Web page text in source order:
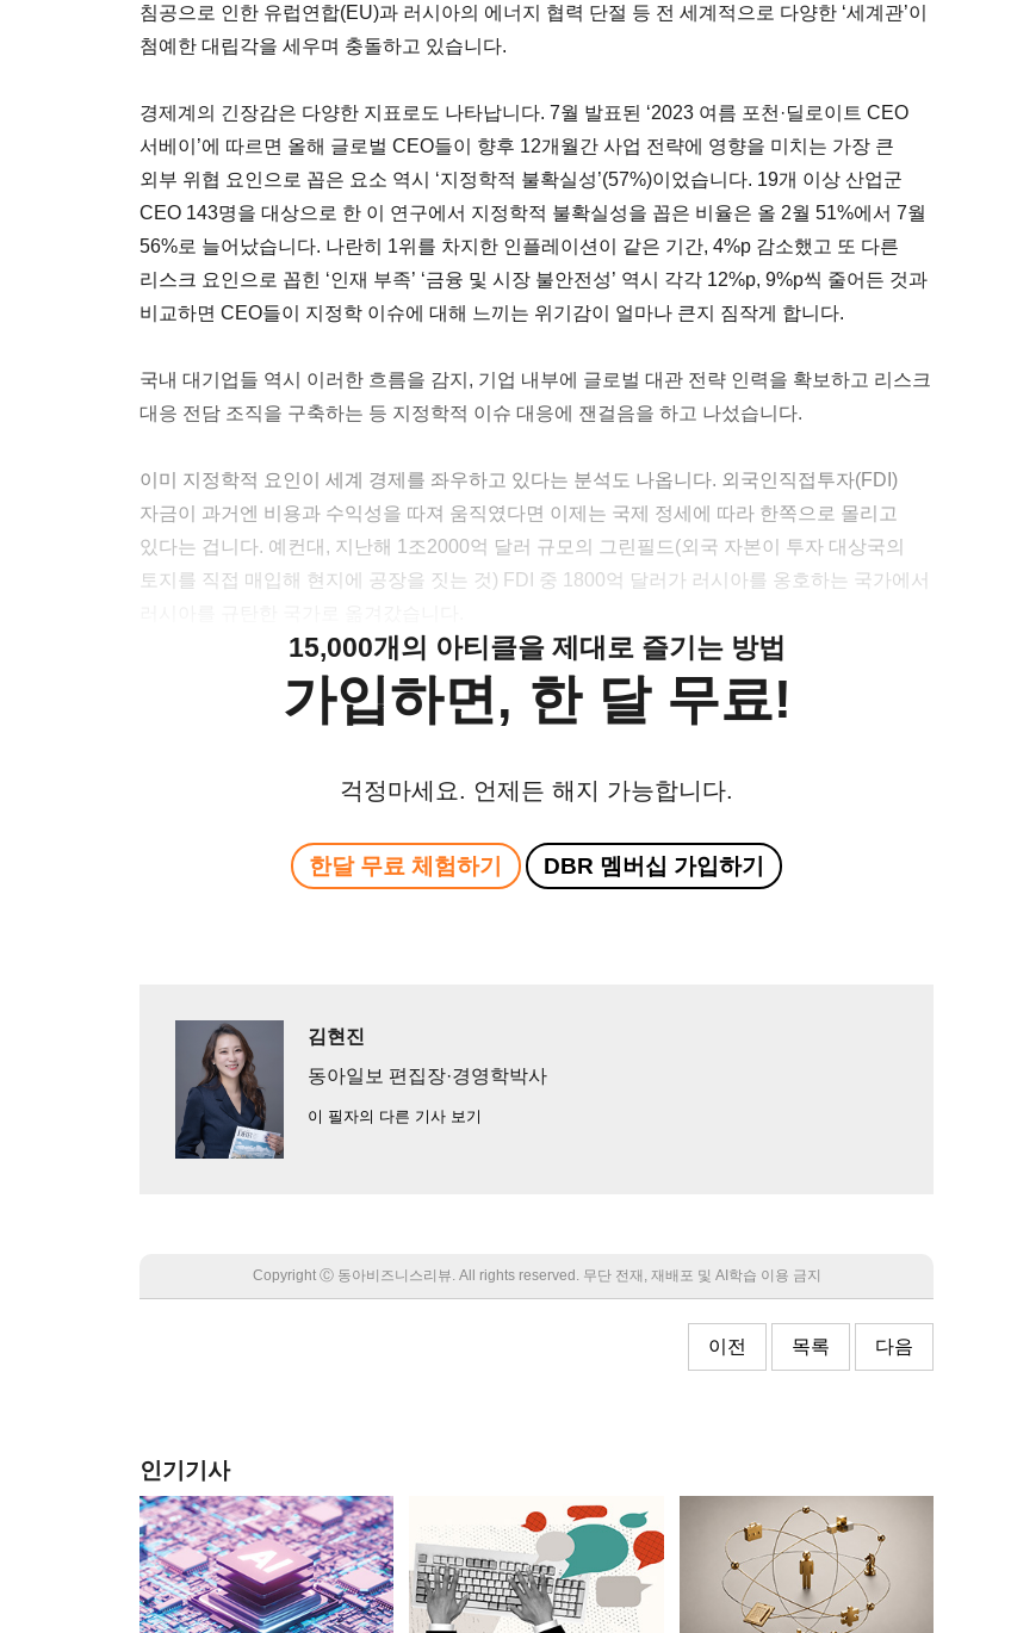
침공으로 인한 유럽연합(EU)과 러시아의 에너지 협력 단절 등 전 세계적으로 다양한 ‘세계관’이
첨예한 대립각을 세우며 충돌하고 있습니다.
경제계의 긴장감은 다양한 지표로도 나타납니다. 7월 발표된 ‘2023 여름 포천·딜로이트 CEO
서베이’에 따르면 올해 글로벌 CEO들이 향후 12개월간 사업 전략에 영향을 미치는 가장 큰
외부 위협 요인으로 꼽은 요소 역시 ‘지정학적 불확실성’(57%)이었습니다. 19개 이상 산업군
CEO 143명을 대상으로 한 이 연구에서 지정학적 불확실성을 꼽은 비율은 올 2월 51%에서 7월
56%로 늘어났습니다. 나란히 1위를 차지한 인플레이션이 같은 기간, 4%p 감소했고 또 다른
리스크 요인으로 꼽힌 ‘인재 부족’ ‘금융 및 시장 불안전성’ 역시 각각 12%p, 9%p씩 줄어든 것과
비교하면 CEO들이 지정학 이슈에 대해 느끼는 위기감이 얼마나 큰지 짐작게 합니다.
국내 대기업들 역시 이러한 흐름을 감지, 기업 내부에 글로벌 대관 전략 인력을 확보하고 리스크
대응 전담 조직을 구축하는 등 지정학적 이슈 대응에 잰걸음을 하고 나섰습니다.
이미 지정학적 요인이 세계 경제를 좌우하고 있다는 분석도 나옵니다. 외국인직접투자(FDI)
자금이 과거엔 비용과 수익성을 따져 움직였다면 이제는 국제 정세에 따라 한쪽으로 몰리고
있다는 겁니다. 예컨대, 지난해 1조2000억 달러 규모의 그린필드(외국 자본이 투자 대상국의
토지를 직접 매입해 현지에 공장을 짓는 것) FDI 중 1800억 달러가 러시아를 옹호하는 국가에서
15,000개의 아티클을 제대로 즐기는 방법
가입하면, 한 달 무료!
걱정마세요. 언제든 해지 가능합니다.
한달 무료 체험하기 DBR 멤버십 가입하기
김현진
동아일보 편집장·경영학박사
이 필자의 다른 기사 보기
Copyright Ⓒ 동아비즈니스리뷰. All rights reserved. 무단 전재, 재배포 및 AI학습 이용 금지
이전 목록 다음
인기기사